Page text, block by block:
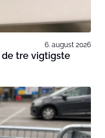
6. august 2026
de tre vigtigste